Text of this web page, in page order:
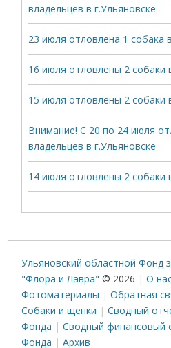
владельцев в г.Ульяновске
23 июля отловлена 1 собака
16 июля отловлены 2 собаки
15 июля отловлены 2 собаки
Внимание! С 20 по 24 июля
владельцев в г.Ульяновске
14 июля отловлены 2 собаки
Ульяновский областной Фонд
"Флора и Лавра" © 2026 О
Фотоматериалы
Обратная
Собаки и щенки
Сводный
Фонда
Сводный финансовый
Фонда
Архив